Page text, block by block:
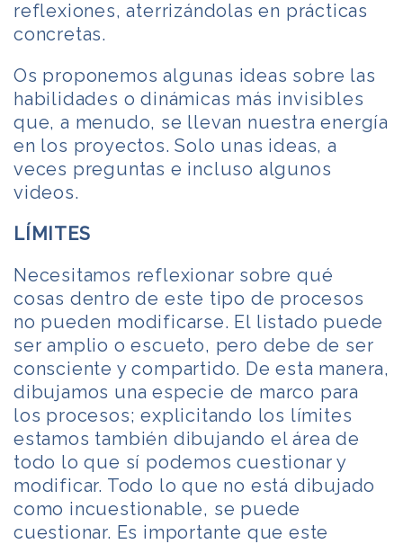
reflexiones, aterrizándolas en prácticas
concretas.
Os proponemos algunas ideas sobre las
habilidades o dinámicas más invisibles
que, a menudo, se llevan nuestra energía
en los proyectos. Solo unas ideas, a
veces preguntas e incluso algunos
videos.
LÍMITES
Necesitamos reflexionar sobre qué
cosas dentro de este tipo de procesos
no pueden modificarse. El listado puede
ser amplio o escueto, pero debe de ser
consciente y compartido. De esta manera,
dibujamos una especie de marco para
los procesos; explicitando los límites
estamos también dibujando el área de
todo lo que sí podemos cuestionar y
modificar. Todo lo que no está dibujado
como incuestionable, se puede
cuestionar. Es importante que este